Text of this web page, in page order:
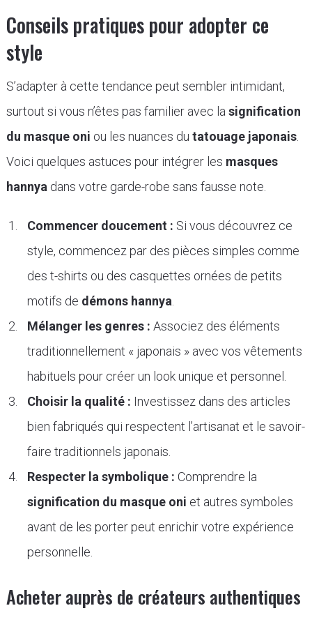
Conseils pratiques pour adopter ce
style
S’adapter à cette tendance peut sembler intimidant,
surtout si vous n’êtes pas familier avec la signification
du masque oni ou les nuances du tatouage japonais.
Voici quelques astuces pour intégrer les masques
hannya dans votre garde-robe sans fausse note.
Commencer doucement : Si vous découvrez ce
style, commencez par des pièces simples comme
des t-shirts ou des casquettes ornées de petits
motifs de démons hannya
Mélanger les genres : Associez des éléments
traditionnellement « japonais » avec vos vêtements
habituels pour créer un look unique et personnel.
Choisir la qualité : Investissez dans des articles
bien fabriqués qui respectent l’artisanat et le savoir-
faire traditionnels japonais.
Respecter la symbolique : Comprendre la
signification du masque oni et autres symboles
avant de les porter peut enrichir votre expérience
personnelle.
Acheter auprès de créateurs authentiques